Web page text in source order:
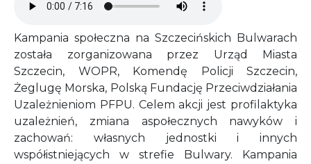
Kampania społeczna na Szczecińskich Bulwarach
została zorganizowana przez Urząd Miasta
Szczecin, WOPR, Komendę Policji Szczecin,
Żeglugę Morska, Polską Fundację Przeciwdziałania
Uzależnieniom PFPU. Celem akcji jest profilaktyka
uzależnień, zmiana aspołecznych nawyków i
zachowań: własnych jednostki i innych
współistniejących w strefie Bulwary. Kampania